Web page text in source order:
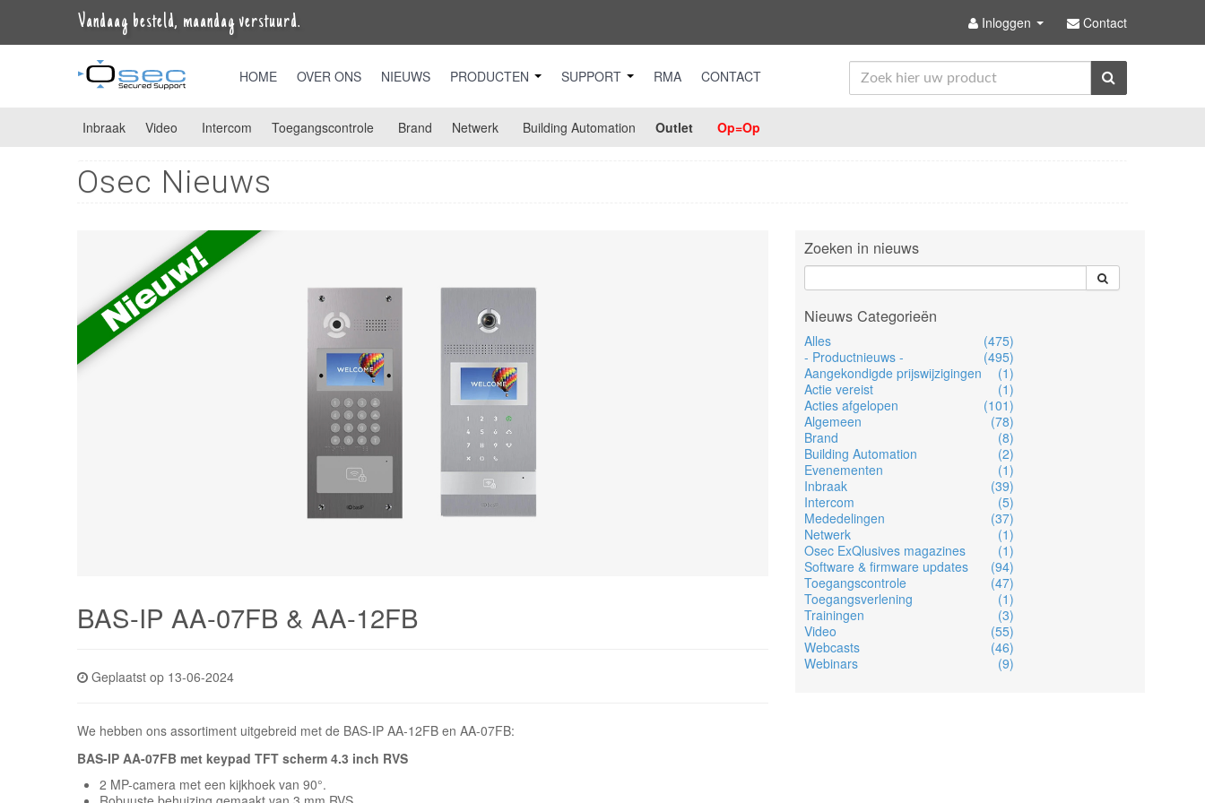
Vandaag besteld, maandag verstuurd. Inloggen Contact
HOME OVER ONS NIEUWS PRODUCTEN SUPPORT RMA CONTACT
Inbraak Video Intercom Toegangscontrole Brand Netwerk Building Automation Outlet Op=Op
Osec Nieuws
BAS-IP AA-07FB & AA-12FB
Geplaatst op 13-06-2024
We hebben ons assortiment uitgebreid met de BAS-IP AA-12FB en AA-07FB:
BAS-IP AA-07FB met keypad TFT scherm 4.3 inch RVS
2 MP-camera met een kijkhoek van 90°.
Zoeken in nieuws
Nieuws Categorieën
Alles
(475)
- Productnieuws -
(495)
Aangekondigde prijswijzigingen
(1)
Actie vereist
(1)
Acties afgelopen
(101)
Algemeen
(78)
Brand
(8)
Building Automation
(2)
Evenementen
(1)
Inbraak
(39)
Intercom
(5)
Mededelingen
(37)
Netwerk
(1)
Osec ExQlusives magazines
(1)
Software & firmware updates
(94)
Toegangscontrole
(47)
Toegangsverlening
(1)
Trainingen
(3)
Video
(55)
Webcasts
(46)
Webinars
(9)